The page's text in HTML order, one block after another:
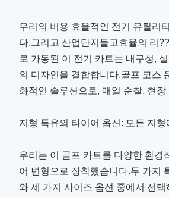
우리의 비용 효율적인 전기 유틸리
다.그리고 산업단지들고효율의 리
로 가동된 이 전기 카트는 내구성,
의 디자인을 결합합니다.골프 코스
화적인 솔루션으로, 매일 순찰, 현장
지형 특유의 타이어 옵션: 모든 지
우리는 이 골프 카트를 다양한 환경
어 변형으로 장착했습니다.두 가지
와 세 가지 사이즈 옵션 중에서 선